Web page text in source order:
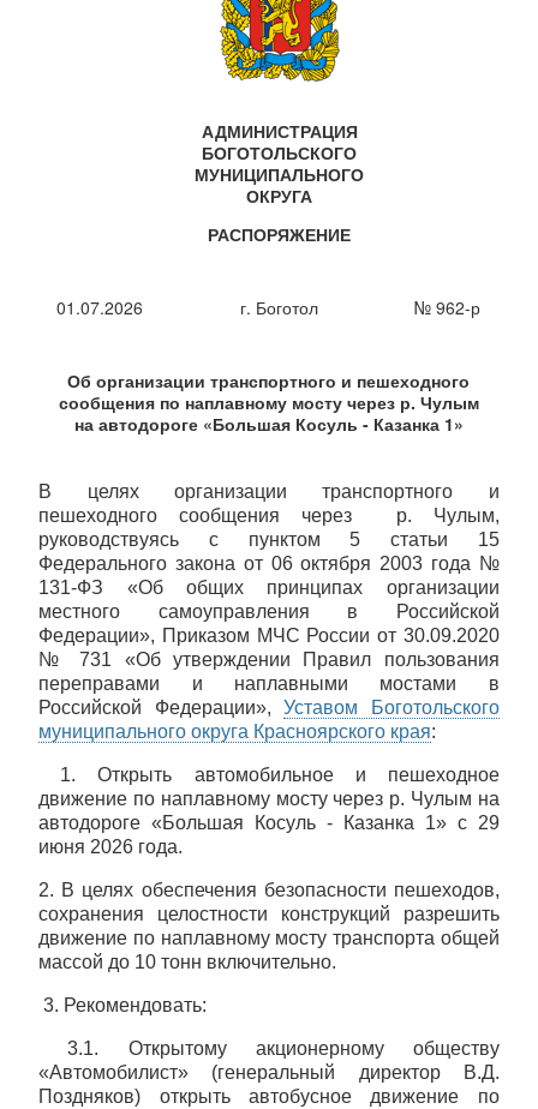
АДМИНИСТРАЦИЯ
БОГОТОЛЬСКОГО
МУНИЦИПАЛЬНОГО
ОКРУГА
РАСПОРЯЖЕНИЕ
01.07.2026 г. Боготол № 962-р
Об организации транспортного и пешеходного
сообщения по наплавному мосту через р. Чулым
на автодороге «Большая Косуль - Казанка 1»
В целях организации транспортного и
пешеходного сообщения через р. Чулым,
руководствуясь с пунктом 5 статьи 15
Федерального закона от 06 октября 2003 года №
131-ФЗ «Об общих принципах организации
местного самоуправления в Российской
Федерации», Приказом МЧС России от 30.09.2020
№ 731 «Об утверждении Правил пользования
переправами и наплавными мостами в
Российской Федерации»,Уставом Боготольского
муниципального округа Красноярского края:
1. Открыть автомобильное и пешеходное
движение по наплавному мосту через р. Чулым на
автодороге «Большая Косуль - Казанка 1» с 29
июня 2026 года.
2. В целях обеспечения безопасности пешеходов,
сохранения целостности конструкций разрешить
движение по наплавному мосту транспорта общей
массой до 10 тонн включительно.
3. Рекомендовать:
3.1. Открытому акционерному обществу
«Автомобилист» (генеральный директор В.Д.
Поздняков) открыть автобусное движение по